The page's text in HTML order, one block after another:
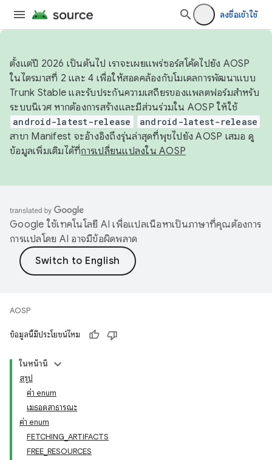
ลงชื่อเข้าใช้
ตั้งแต่ปี 2026 เป็นต้นไป เราจะเผยแพร่ซอร์สโค้ดไปยัง AOSP
ในไตรมาสที่ 2 และ 4 เพื่อให้สอดคล้องกับโมเดลการพัฒนาแบบ
Trunk Stable และรับประกันความเสถียรของแพลตฟอร์มสำหรับ
ระบบนิเวศ หากต้องการสร้างและมีส่วนร่วมใน AOSP ให้ใช้
android-latest-release android-latest-release
สาขา Manifest จะอ้างอิงถึงรุ่นล่าสุดที่พุชไปยัง AOSP เสมอ ดู
ข้อมูลเพิ่มเติมได้ที่การเปลี่ยนแปลงใน AOSP
Google ใช้เทคโนโลยี AI เพื่อแปลเนื้อหาเป็นภาษาที่คุณต้องการ
การแปลโดย AI อาจมีข้อผิดพลาด
AOSP
ข้อมูลนี้มีประโยชน์ไหม
ในหน้านี้
สรุป
ค่า enum
เมธอดสาธารณะ
ค่า enum
FETCHING_ARTIFACTS
FREE_RESOURCES